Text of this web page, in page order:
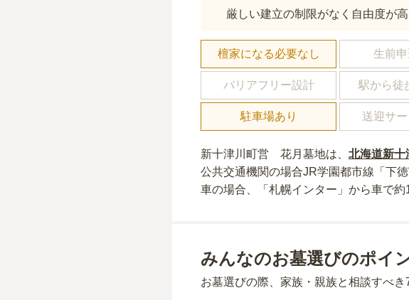
厳しい建立の制限がなく自由度が
檀家になる必要なし 生前
バリアフリー設計 駅から徒
駐車場あり 送迎サ
新十津川町営 花月墓地は、 北海道新十
公共交通機関の場合JR学園都市線「下
車の場合 、「札幌インター」から車で
みんなのお墓選びのポイ
お墓選びの際、家族・親族と相談すべき